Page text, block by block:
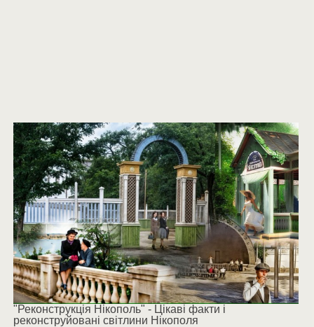
"Реконструкція Нікополь" - Цікаві факти і
реконструйовані світлини Нікополя